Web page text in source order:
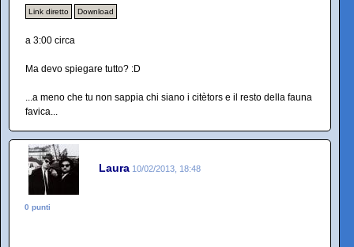
Link diretto Download
a 3:00 circa
Ma devo spiegare tutto? :D
...a meno che tu non sappia chi siano i citètors e il resto della fauna
favica...
Laura 10/02/2013, 18:48
0 punti